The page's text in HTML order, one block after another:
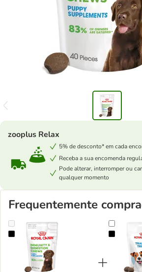
zooplus Relax
5% de desconto* em cada
Receba a sua encomenda
Pode alterar, interromper ou
qualquer momento
Frequentemente
Royal Canin Immunity & DigestionRoyal